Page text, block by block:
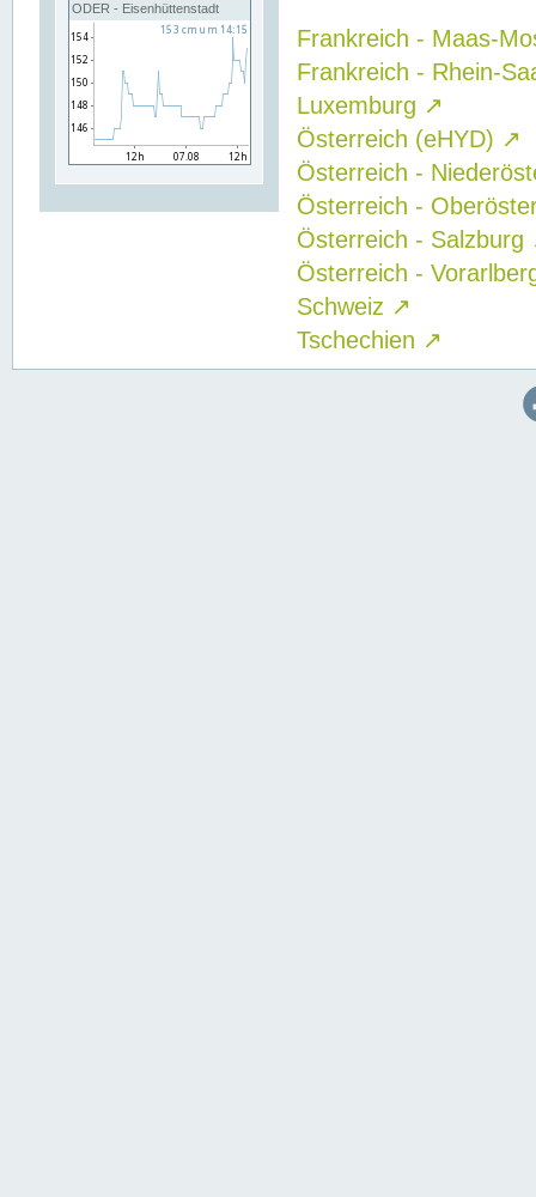
ODER - Eisenhüttenstadt
Frankreich - Maas-
Frankreich - Rhein-
Luxemburg ↗
Österreich (eHYD) ↗
Österreich -
Österreich -
Österreich - Salzburg
Österreich -
Schweiz ↗
Tschechien ↗